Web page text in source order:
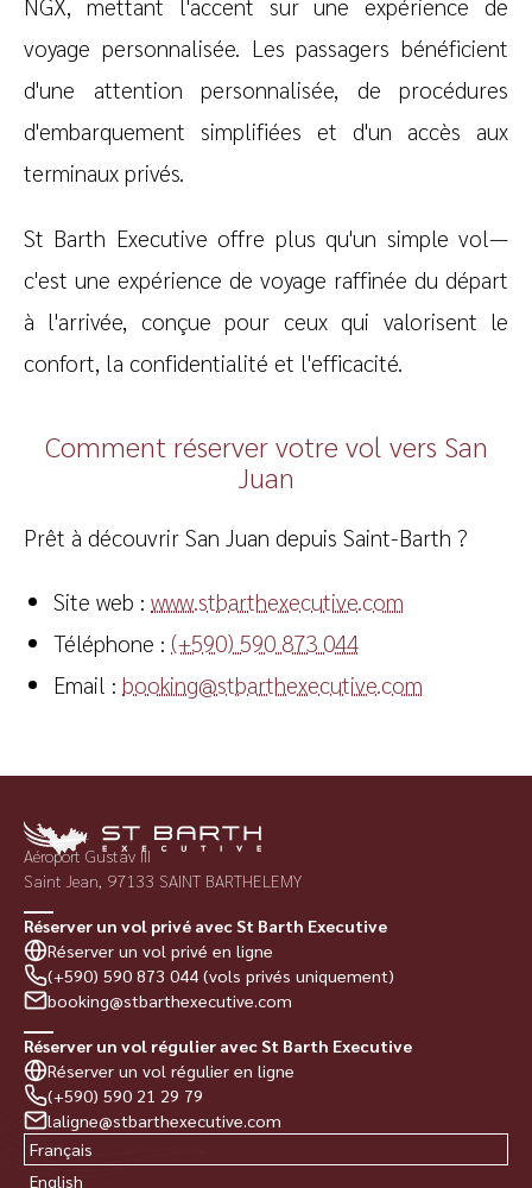
voyage personnalisée. Les passagers bénéficient
d'une attention personnalisée, de procédures
d'embarquement simplifiées et d'un accès aux
terminaux privés.
St Barth Executive offre plus qu'un simple vol—
c'est une expérience de voyage raffinée du départ
à l'arrivée, conçue pour ceux qui valorisent le
confort, la confidentialité et l'efficacité.
Comment réserver votre vol vers San
Juan
Prêt à découvrir San Juan depuis Saint-Barth ?
Site web : www.stbarthexecutive.com
Téléphone : (+590) 590 873 044
Email : booking@stbarthexecutive.com
Aéroport Gustav III
Saint Jean, 97133 SAINT BARTHELEMY
Réserver un vol privé avec St Barth Executive
Réserver un vol privé en ligne
(+590) 590 873 044 (vols privés uniquement)
booking@stbarthexecutive.com
Réserver un vol régulier avec St Barth Executive
Réserver un vol régulier en ligne
(+590) 590 21 29 79
laligne@stbarthexecutive.com
Français
English